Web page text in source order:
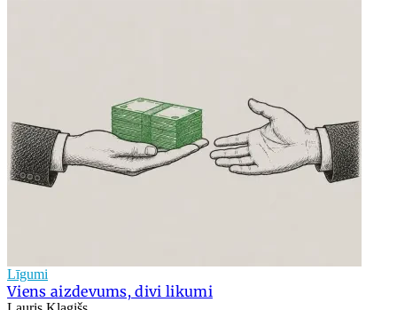
Līgumi
Viens aizdevums, divi likumi